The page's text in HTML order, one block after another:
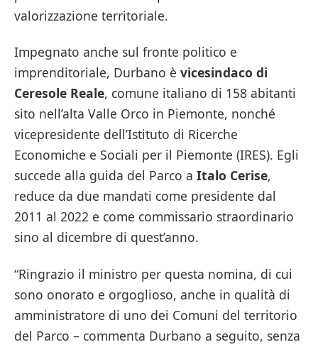
valorizzazione territoriale.
Impegnato anche sul fronte politico e
imprenditoriale, Durbano è vicesindaco di
Ceresole Reale, comune italiano di 158 abitanti
sito nell’alta Valle Orco in Piemonte, nonché
vicepresidente dell’Istituto di Ricerche
Economiche e Sociali per il Piemonte (IRES). Egli
succede alla guida del Parco a Italo Cerise,
reduce da due mandati come presidente dal
2011 al 2022 e come commissario straordinario
sino al dicembre di quest’anno.
“Ringrazio il ministro per questa nomina, di cui
sono onorato e orgoglioso, anche in qualità di
amministratore di uno dei Comuni del territorio
del Parco – commenta Durbano a seguito, senza